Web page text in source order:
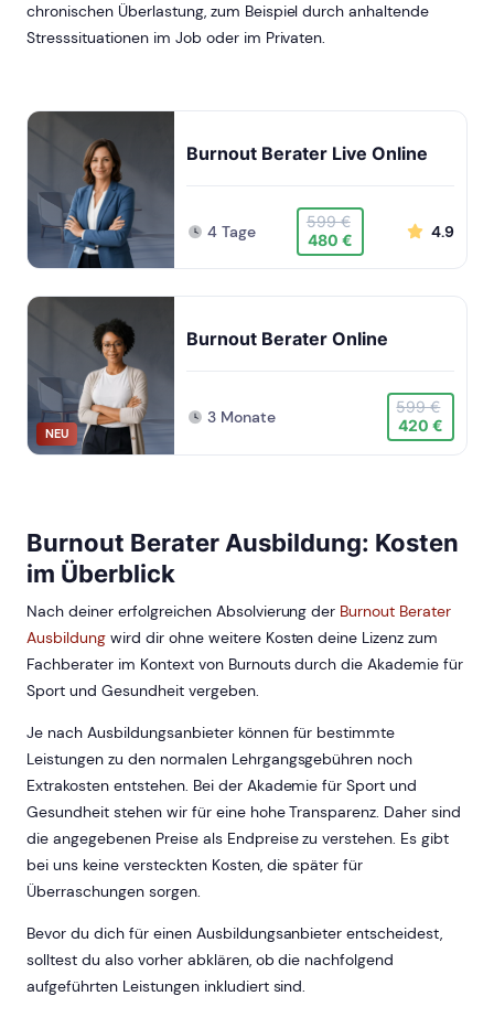
chronischen Überlastung, zum Beispiel durch anhaltende
Stresssituationen im Job oder im Privaten.
Burnout Berater Live Online
4 Tage
599 €
480 €
4.9
NEU
Burnout Berater Online
3 Monate
599 €
420 €
Burnout Berater Ausbildung: Kosten
im Überblick
Nach deiner erfolgreichen Absolvierung der Burnout Berater
Ausbildungwird dir ohne weitere Kosten deine Lizenz zum
Fachberater im Kontext von Burnouts durch die Akademie für
Sport und Gesundheit vergeben.
Je nach Ausbildungsanbieter können für bestimmte
Leistungen zu den normalen Lehrgangsgebühren noch
Extrakosten entstehen. Bei der Akademie für Sport und
Gesundheit stehen wir für eine hohe Transparenz. Daher sind
die angegebenen Preise als Endpreise zu verstehen. Es gibt
bei uns keine versteckten Kosten, die später für
Überraschungen sorgen.
Bevor du dich für einen Ausbildungsanbieter entscheidest,
solltest du also vorher abklären, ob die nachfolgend
aufgeführten Leistungen inkludiert sind.